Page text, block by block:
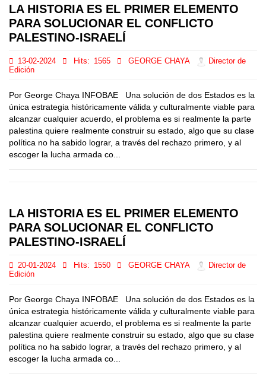
LA HISTORIA ES EL PRIMER ELEMENTO
PARA SOLUCIONAR EL CONFLICTO
PALESTINO-ISRAELÍ
13-02-2024 Hits: 1565 GEORGE CHAYA
Director de
Edición
Por George Chaya INFOBAE Una solución de dos Estados es la
única estrategia históricamente válida y culturalmente viable para
alcanzar cualquier acuerdo, el problema es si realmente la parte
palestina quiere realmente construir su estado, algo que su clase
política no ha sabido lograr, a través del rechazo primero, y al
escoger la lucha armada co...
LA HISTORIA ES EL PRIMER ELEMENTO
PARA SOLUCIONAR EL CONFLICTO
PALESTINO-ISRAELÍ
20-01-2024 Hits: 1550 GEORGE CHAYA
Director de
Edición
Por George Chaya INFOBAE Una solución de dos Estados es la
única estrategia históricamente válida y culturalmente viable para
alcanzar cualquier acuerdo, el problema es si realmente la parte
palestina quiere realmente construir su estado, algo que su clase
política no ha sabido lograr, a través del rechazo primero, y al
escoger la lucha armada co...